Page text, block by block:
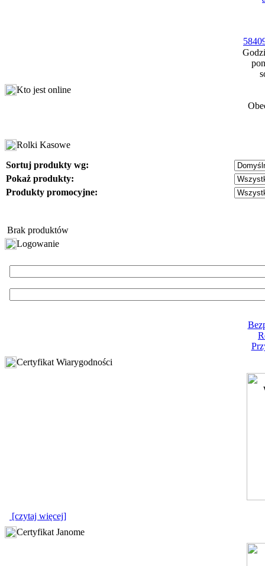
Kto jest online
Rolki Kasowe
Sortuj produkty wg:
Pokaż produkty:
Produkty promocyjne:
Brak produktów
Logowanie
Certyfikat Wiarygodności
[czytaj więcej]
Certyfikat Janome